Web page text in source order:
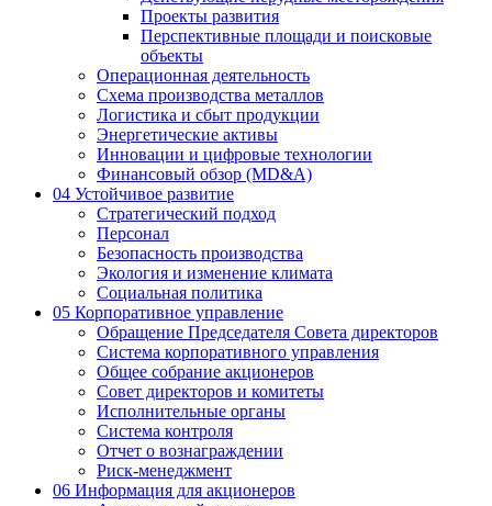
Проекты развития
Перспективные площади и поисковые
объекты
Операционная деятельность
Схема производства металлов
Логистика и сбыт продукции
Энергетические активы
Инновации и цифровые технологии
Финансовый обзор (MD&A)
04 Устойчивое развитие
Стратегический подход
Персонал
Безопасность производства
Экология и изменение климата
Социальная политика
05 Корпоративное управление
Обращение Председателя Совета директоров
Система корпоративного управления
Общее собрание акционеров
Совет директоров и комитеты
Исполнительные органы
Система контроля
Отчет о вознаграждении
Риск-менеджмент
06 Информация для акционеров